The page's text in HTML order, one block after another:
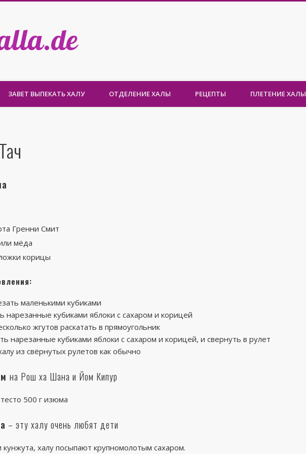
ЗАВЕТ ВЫПЕКАТЬ ХАЛУ ОТДЕЛЕНИЕ ХАЛЫ РЕЦЕПТЫ ПЛЕТЕНИЕ ХАЛЫ
Гренни Смит
мёда
корицы
маленькими кубиками
кубиками яблоки с сахаром и корицей
жгутов раскатать в прямоугольник
нарезанные кубиками яблоки с сахаром и корицей, и свернуть в рулет
из свёрнутых рулетов как обычно
на Рош ха Шана и Йом Кипур
500 г изюма
– эту халу очень любят дети
кунжута, халу посыпают крупномолотым сахаром.